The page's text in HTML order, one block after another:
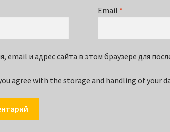
Email *
email и адрес сайта в этом браузере для
agree with the storage and handling of your